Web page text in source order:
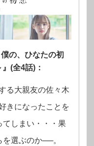
の、ひなたの初
(全4話)：
る大親友の佐々木
きになったことを
てしまい・・・果
選ぶのか──。